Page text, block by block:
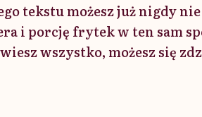
tekstu możesz już nigdy
i porcję frytek w ten sam
wszystko, możesz się